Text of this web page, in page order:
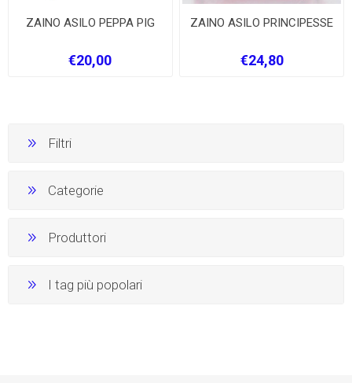
ZAINO ASILO PEPPA PIG
€20,00
ZAINO ASILO PRINCIPESSE
€24,80
Filtri
Categorie
Produttori
I tag più popolari